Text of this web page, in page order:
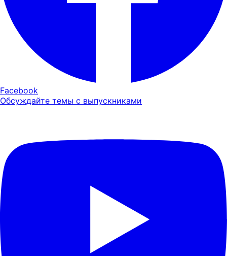
Facebook
Обсуждайте темы с выпускниками